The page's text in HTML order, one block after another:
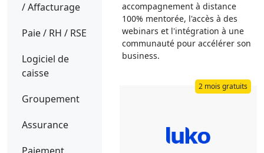
/ Affacturage
Paie / RH / RSE
Logiciel de
caisse
Groupement
Assurance
accompagnement à distance
100% mentorée, l'accès à des
webinars et l'intégration à une
communauté pour accélérer son
business.
2 mois gratuits